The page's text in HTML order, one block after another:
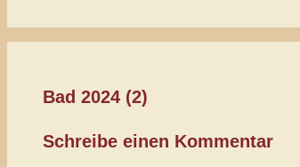
Bad 2024 (2)
Schreibe einen Kommentar